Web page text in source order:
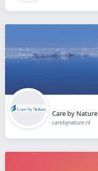
Care by Nature
carebynature.nl